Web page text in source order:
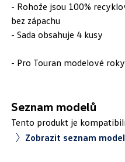
- Rohože jsou 100%
bez zápachu
- Sada obsahuje 4 kusy
- Pro Touran modelové
Seznam modelů
Tento produkt je
Zobrazit seznam